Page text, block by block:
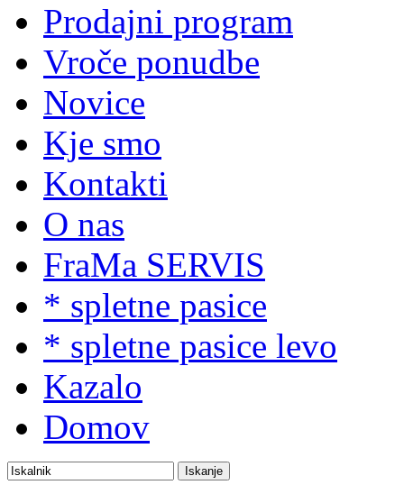
Prodajni program
Vroče ponudbe
Novice
Kje smo
Kontakti
O nas
FraMa SERVIS
* spletne pasice
* spletne pasice levo
Kazalo
Domov